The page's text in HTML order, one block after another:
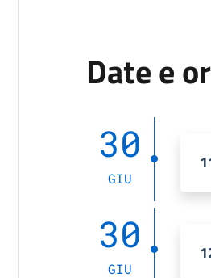
Date e
30
GIU
30
GIU